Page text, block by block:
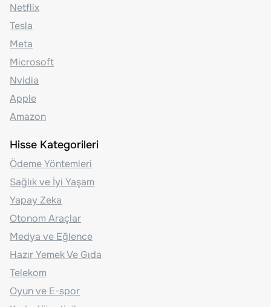
Netflix
Tesla
Meta
Microsoft
Nvidia
Apple
Amazon
Hisse Kategorileri
Ödeme Yöntemleri
Sağlık ve İyi Yaşam
Yapay Zeka
Otonom Araçlar
Medya ve Eğlence
Hazır Yemek Ve Gıda
Telekom
Oyun ve E-spor